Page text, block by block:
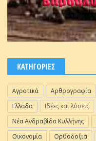
ΚΑΤΗΓΟΡΙΕΣ
Αγροτικά Αρθρογραφία
Ελλαδα
Ιδέες και λύσεις
Νέα Ανδραβίδα Κυλλήνης
Οικονομία
Ορθοδοξια